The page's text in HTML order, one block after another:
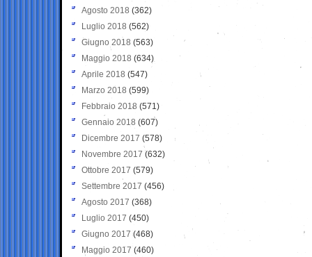
Agosto 2018 (362)
Luglio 2018 (562)
Giugno 2018 (563)
Maggio 2018 (634)
Aprile 2018 (547)
Marzo 2018 (599)
Febbraio 2018 (571)
Gennaio 2018 (607)
Dicembre 2017 (578)
Novembre 2017 (632)
Ottobre 2017 (579)
Settembre 2017 (456)
Agosto 2017 (368)
Luglio 2017 (450)
Giugno 2017 (468)
Maggio 2017 (460)